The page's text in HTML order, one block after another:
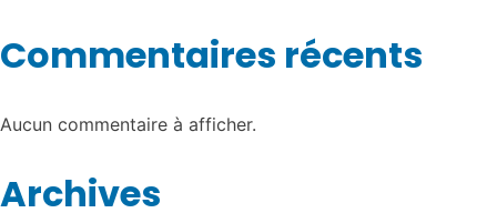
Commentaires récents
Aucun commentaire à afficher.
Archives